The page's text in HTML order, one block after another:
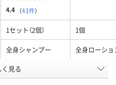
4.4 （43件）
1セット（2個） 1個
全身シャンプー 全身ローショ
詰め替え
見る